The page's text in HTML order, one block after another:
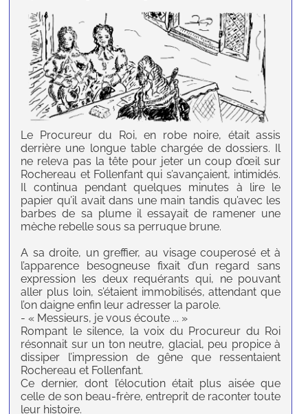
Le Procureur du Roi, en robe noire, était assis
derrière une longue table chargée de dossiers. Il
ne releva pas la tête pour jeter un coup d’œil sur
Rochereau et Follenfant qui s’avançaient, intimidés.
Il continua pendant quelques minutes à lire le
papier qu’il avait dans une main tandis qu’avec les
barbes de sa plume il essayait de ramener une
mèche rebelle sous sa perruque brune.
A sa droite, un greffier, au visage couperosé et à
l’apparence besogneuse fixait d’un regard sans
expression les deux requérants qui, ne pouvant
aller plus loin, s’étaient immobilisés, attendant que
l’on daigne enfin leur adresser la parole.
- « Messieurs, je vous écoute ... »
Rompant le silence, la voix du Procureur du Roi
résonnait sur un ton neutre, glacial, peu propice à
dissiper l’impression de gêne que ressentaient
Rochereau et Follenfant.
Ce dernier, dont l’élocution était plus aisée que
celle de son beau-frère, entreprit de raconter toute
leur histoire.